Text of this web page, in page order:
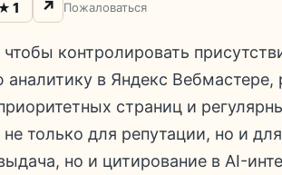
1 ↗ Пожаловаться
чтобы контролировать
аналитику в Яндекс
страниц и
не только для репутации, но и
но и цитирование в AI-